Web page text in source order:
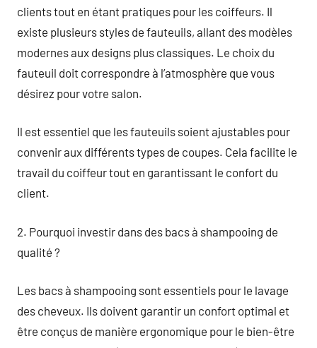
clients tout en étant pratiques pour les coiffeurs. Il
existe plusieurs styles de fauteuils, allant des modèles
modernes aux designs plus classiques. Le choix du
fauteuil doit correspondre à l’atmosphère que vous
désirez pour votre salon.
Il est essentiel que les fauteuils soient ajustables pour
convenir aux différents types de coupes. Cela facilite le
travail du coiffeur tout en garantissant le confort du
client.
2. Pourquoi investir dans des bacs à shampooing de
qualité ?
Les bacs à shampooing sont essentiels pour le lavage
des cheveux. Ils doivent garantir un confort optimal et
être conçus de manière ergonomique pour le bien-être